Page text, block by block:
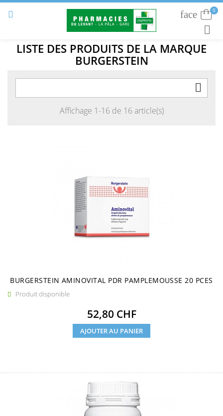
 0
faceConnexion

LISTE DES PRODUITS DE LA MARQUE
BURGERSTEIN

Affichage 1-16 de 16 article(s)
BURGERSTEIN AMINOVITAL PDR PAMPLEMOUSSE 20 PCES
 Produit disponible
Prix
52,80 CHF
AJOUTER AU PANIER